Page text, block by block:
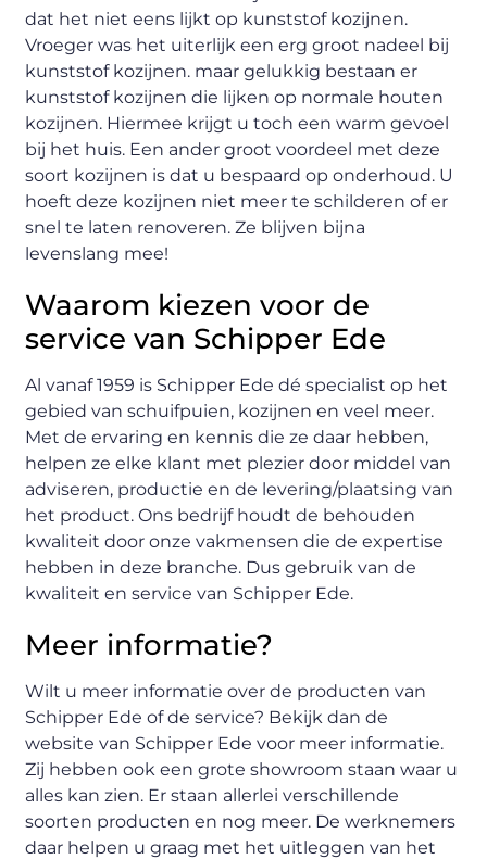
dat het niet eens lijkt op kunststof kozijnen.
Vroeger was het uiterlijk een erg groot nadeel bij
kunststof kozijnen. maar gelukkig bestaan er
kunststof kozijnen die lijken op normale houten
kozijnen. Hiermee krijgt u toch een warm gevoel
bij het huis. Een ander groot voordeel met deze
soort kozijnen is dat u bespaard op onderhoud. U
hoeft deze kozijnen niet meer te schilderen of er
snel te laten renoveren. Ze blijven bijna
levenslang mee!
Waarom kiezen voor de
service van Schipper Ede
Al vanaf 1959 is Schipper Ede dé specialist op het
gebied van schuifpuien, kozijnen en veel meer.
Met de ervaring en kennis die ze daar hebben,
helpen ze elke klant met plezier door middel van
adviseren, productie en de levering/plaatsing van
het product. Ons bedrijf houdt de behouden
kwaliteit door onze vakmensen die de expertise
hebben in deze branche. Dus gebruik van de
kwaliteit en service van Schipper Ede.
Meer informatie?
Wilt u meer informatie over de producten van
Schipper Ede of de service? Bekijk dan de
website van Schipper Ede voor meer informatie.
Zij hebben ook een grote showroom staan waar u
alles kan zien. Er staan allerlei verschillende
soorten producten en nog meer. De werknemers
daar helpen u graag met het uitleggen van het